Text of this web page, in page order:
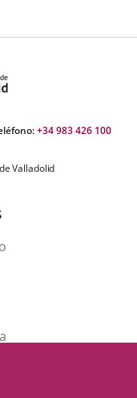
+34 983 426 100
Valladolid